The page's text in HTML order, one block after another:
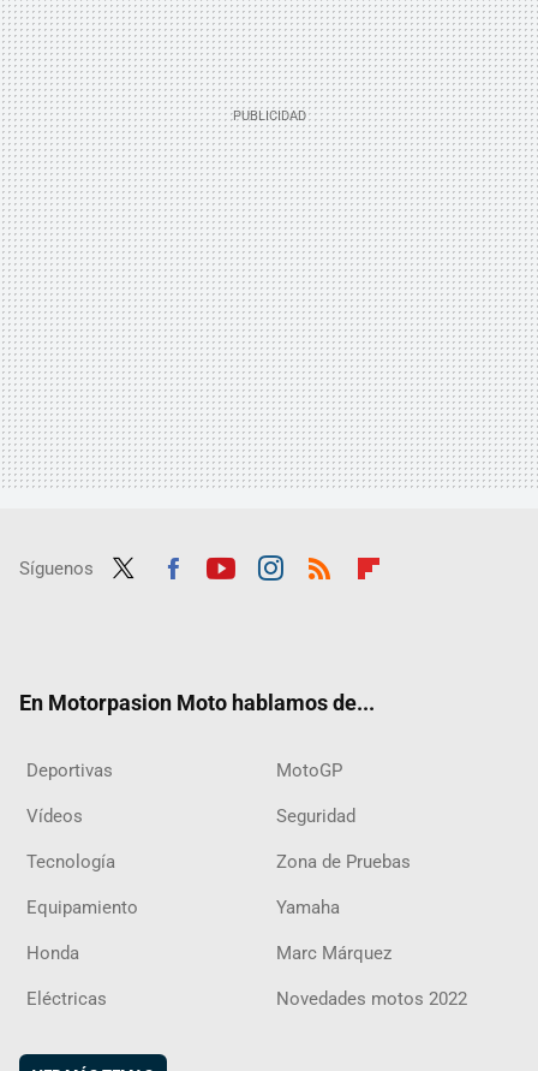
Síguenos
En Motorpasion Moto hablamos de...
Deportivas MotoGP
Vídeos Seguridad
Tecnología Zona de Pruebas
Equipamiento Yamaha
Honda Marc Márquez
Eléctricas Novedades motos 2022